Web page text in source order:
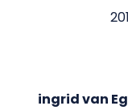
ingrid van